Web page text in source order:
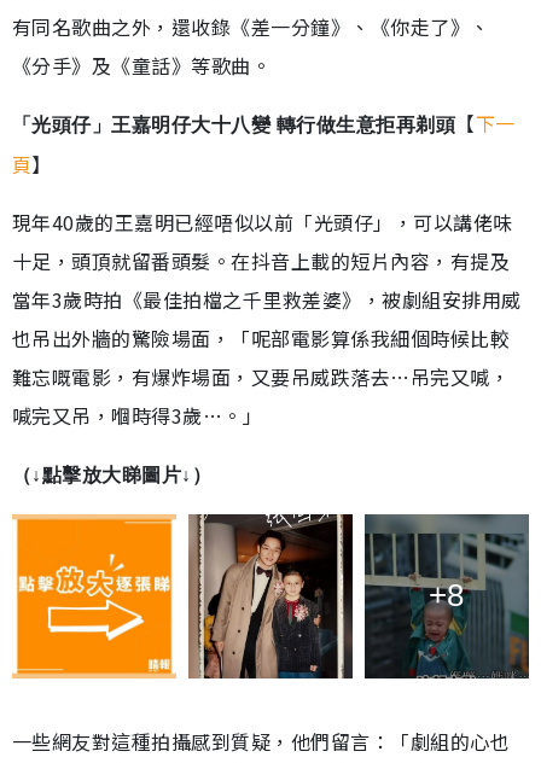
有同名歌曲之外，還收錄《差一分鐘》、《你走了》、
《分手》及《童話》等歌曲。
「光頭仔」王嘉明仔大十八變 轉行做生意拒再剃頭 【下一
頁】
現年40歲的王嘉明已經唔似以前「光頭仔」，可以講佬味
十足，頭頂就留番頭髮。在抖音上載的短片內容，有提及
當年3歲時拍《最佳拍檔之千里救差婆》，被劇組安排用威
也吊出外牆的驚險場面，「呢部電影算係我細個時候比較
難忘嘅電影，有爆炸場面，又要吊威跌落去…吊完又喊，
喊完又吊，嗰時得3歲…。」
（↓點擊放大睇圖片↓）
+8
一些網友對這種拍攝感到質疑，他們留言：「劇組的心也